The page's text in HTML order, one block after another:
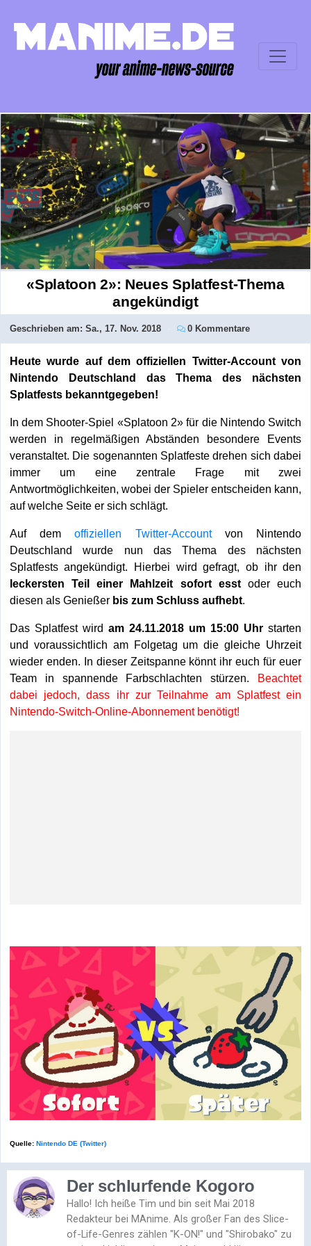
«Splatoon 2»: Neues Splatfest-Thema
angekündigt
Geschrieben am: Sa., 17. Nov. 2018 0 Kommentare
Heute wurde auf dem offiziellen Twitter-Account von
Nintendo Deutschland das Thema des nächsten
Splatfests bekanntgegeben!
In dem Shooter-Spiel «Splatoon 2» für die Nintendo Switch
werden in regelmäßigen Abständen besondere Events
veranstaltet. Die sogenannten Splatfeste drehen sich dabei
immer um eine zentrale Frage mit zwei
Antwortmöglichkeiten, wobei der Spieler entscheiden kann,
auf welche Seite er sich schlägt.
Auf demoffiziellen Twitter-Accountvon Nintendo
Deutschland wurde nun das Thema des nächsten
Splatfests angekündigt. Hierbei wird gefragt, ob ihr den
leckersten Teil einer Mahlzeit sofort esstoder euch
diesen als Genießer bis zum Schluss aufhebt.
Das Splatfest wird am 24.11.2018 um 15:00 Uhr starten
und voraussichtlich am Folgetag um die gleiche Uhrzeit
wieder enden. In dieser Zeitspanne könnt ihr euch für euer
Team in spannende Farbschlachten stürzen. Beachtet
dabei jedoch, dass ihr zur Teilnahme am Splatfest ein
Nintendo-Switch-Online-Abonnement benötigt!
Quelle: Nintendo DE (Twitter)
Der schlurfende Kogoro
Hallo! Ich heiße Tim und bin seit Mai 2018
Redakteur bei MAnime. Als großer Fan des Slice-
of-Life-Genres zählen "K-ON!" und "Shirobako" zu